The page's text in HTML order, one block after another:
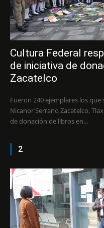
Cultura Federal
de iniciativa de
Zacatelco
Fueron 240 ejemplares los
Nicanor Serrano Zacatelco, Tlax. Concluyó con gran éxito la campaña
de donación de libros en...
2